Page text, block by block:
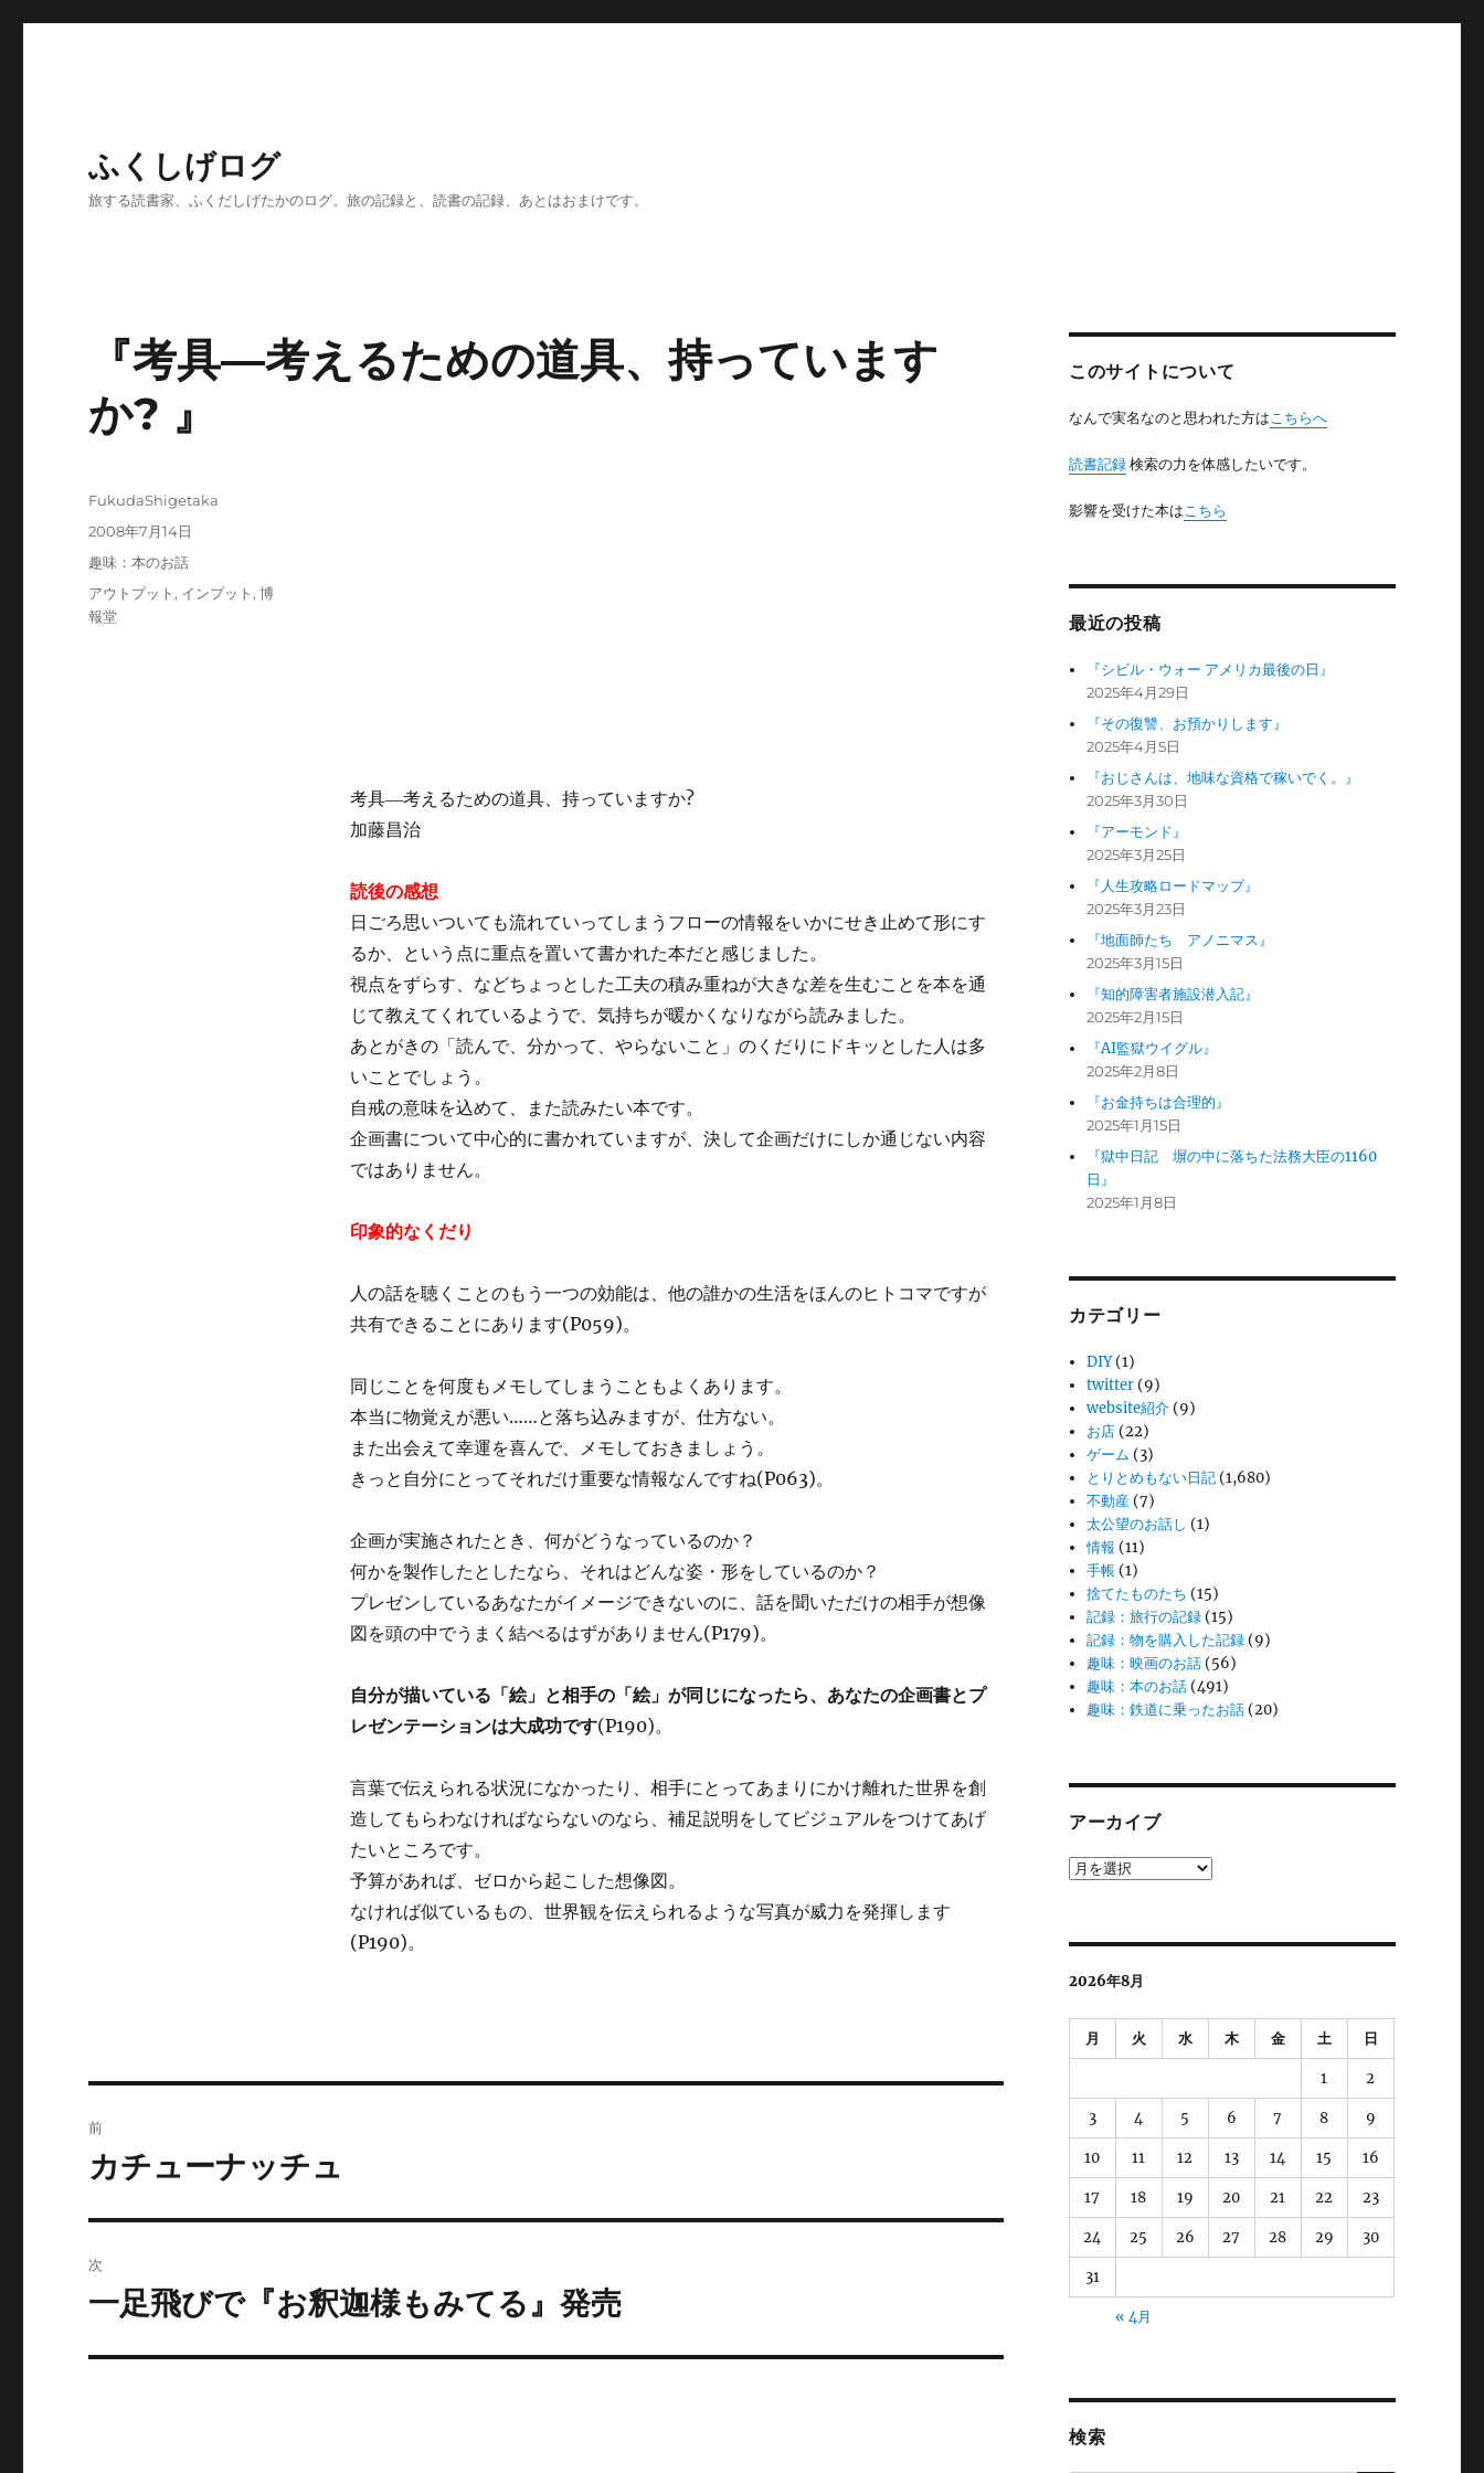
ふくしげログ
旅する読書家、ふくだしげたかのログ。旅の記録と、読書の記録、あとはおまけです。
『考具―考えるための道具、持っています
か? 』
考具―考えるための道具、持っていますか?
加藤昌治
読後の感想
日ごろ思いついても流れていってしまうフローの情報をいかにせき止めて形にす
るか、という点に重点を置いて書かれた本だと感じました。
視点をずらす、などちょっとした工夫の積み重ねが大きな差を生むことを本を通
じて教えてくれているようで、気持ちが暖かくなりながら読みました。
あとがきの「読んで、分かって、やらないこと」のくだりにドキッとした人は多
いことでしょう。
自戒の意味を込めて、また読みたい本です。
企画書について中心的に書かれていますが、決して企画だけにしか通じない内容
ではありません。
印象的なくだり
人の話を聴くことのもう一つの効能は、他の誰かの生活をほんのヒトコマですが
共有できることにあります(P059)。
同じことを何度もメモしてしまうこともよくあります。
本当に物覚えが悪い……と落ち込みますが、仕方ない。
また出会えて幸運を喜んで、メモしておきましょう。
きっと自分にとってそれだけ重要な情報なんですね(P063)。
企画が実施されたとき、何がどうなっているのか？
何かを製作したとしたなら、それはどんな姿・形をしているのか？
プレゼンしているあなたがイメージできないのに、話を聞いただけの相手が想像
図を頭の中でうまく結べるはずがありません(P179)。
自分が描いている「絵」と相手の「絵」が同じになったら、あなたの企画書とプ
レゼンテーションは大成功です(P190)。
言葉で伝えられる状況になかったり、相手にとってあまりにかけ離れた世界を創
造してもらわなければならないのなら、補足説明をしてビジュアルをつけてあげ
たいところです。
予算があれば、ゼロから起こした想像図。
なければ似ているもの、世界観を伝えられるような写真が威力を発揮します
(P190)。
投
FukudaShigetaka
投
稿
2008年7月14日
カ
ゴ
趣味：本のお話
タ
グ
アウトプット , インプット ,博
報堂
稿
ゲ
前
前
投
稿:
カチューナッチュ
次
次
投
一足飛びで『お釈迦様もみてる』発売
このサイトについて
なんで実名なのと思われた方はこちらへ
読書記録検索の力を体感したいです。
影響を受けた本はこちら
最近の投稿
『シビル・ウォー アメリカ最後の日』
2025年4月29日
『その復讐、お預かりします』
2025年4月5日
『おじさんは、地味な資格で稼いでく。』
2025年3月30日
『アーモンド』
2025年3月25日
『人生攻略ロードマップ』
2025年3月23日
『地面師たち アノニマス』
2025年3月15日
『知的障害者施設潜入記』
2025年2月15日
『AI監獄ウイグル』
2025年2月8日
『お金持ちは合理的』
2025年1月15日
『獄中日記 塀の中に落ちた法務大臣の1160
日』
2025年1月8日
カテゴリー
DIY(1)
twitter (9)
website紹介 (9)
お店 (22)
ゲーム (3)
とりとめもない日記 (1,680)
不動産 (7)
太公望のお話し (1)
情報 (11)
手帳 (1)
捨てたものたち (15)
記録：旅行の記録 (15)
記録：物を購入した記録 (9)
趣味：映画のお話 (56)
趣味：本のお話 (491)
趣味：鉄道に乗ったお話 (20)
アーカイブ
ア
2026年8月
月 火 水 木 金 土 日
1 2
3 4 5 6 7 8 9
10 11 12 13 14 15 16
17 18 19 20 21 22 23
24 25 26 27 28 29 30
31
« 4月
検索